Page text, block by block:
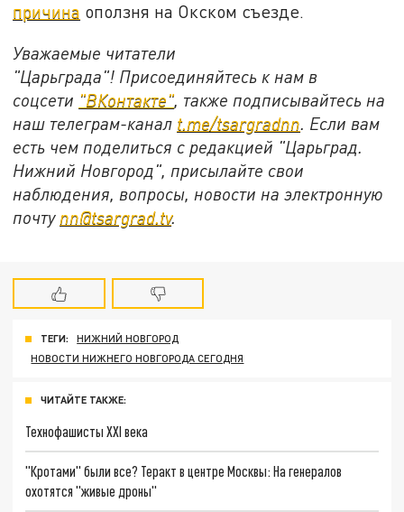
причина оползня на Окском съезде.
Уважаемые читатели
"Царьграда"! Присоединяйтесь к нам в
соцсети "ВКонтакте", также подписывайтесь на
наш телеграм-канал t.me/tsargradnn. Если вам
есть чем поделиться с редакцией "Царьград.
Нижний Новгород", присылайте свои
наблюдения, вопросы, новости на электронную
почту nn@tsargrad.tv.
ТЕГИ:
НИЖНИЙ НОВГОРОД
НОВОСТИ НИЖНЕГО НОВГОРОДА СЕГОДНЯ
ЧИТАЙТЕ ТАКЖЕ:
Технофашисты XXI века
"Кротами" были все? Теракт в центре Москвы: На генералов
охотятся "живые дроны"